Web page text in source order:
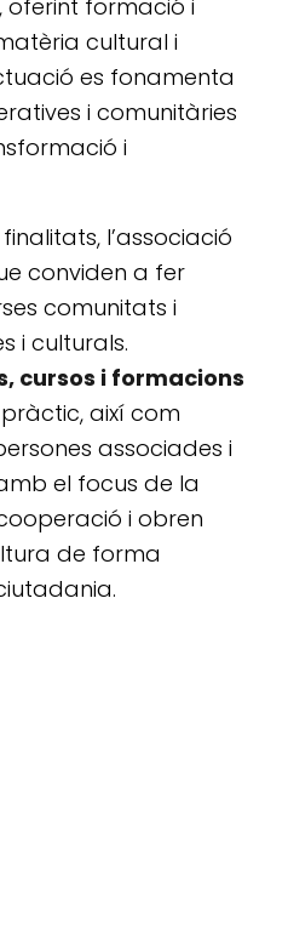
, oferint formació i
cultural i
es fonamenta
i comunitàries
i
l’associació
conviden a fer
comunitats i
i culturals.
cursos i formacions
així com
associades i
el focus de la
i obren
de forma